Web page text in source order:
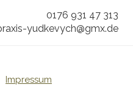
0176 931 47 313
yudkevych@gmx.de
Impressum